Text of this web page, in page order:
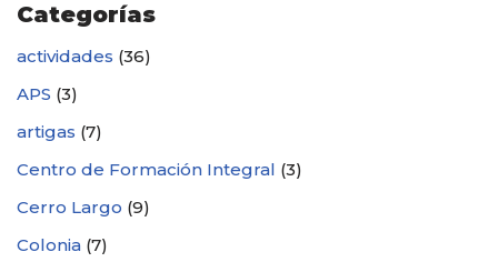
Categorías
actividades (36)
APS (3)
artigas (7)
Centro de Formación Integral (3)
Cerro Largo (9)
Colonia (7)